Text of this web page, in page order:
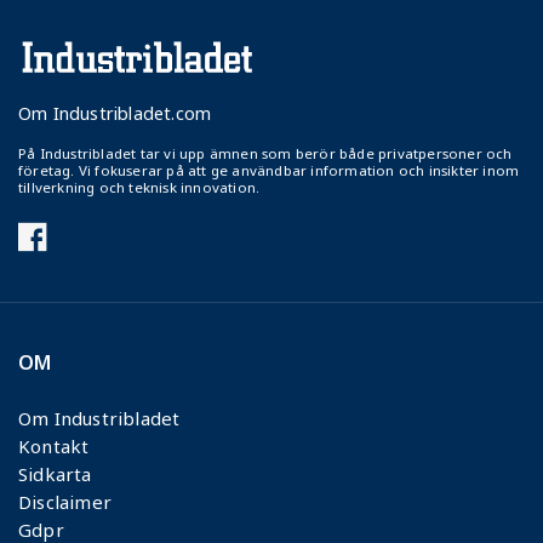
Om Industribladet.com
På Industribladet tar vi upp ämnen som berör både privatpersoner och
företag. Vi fokuserar på att ge användbar information och insikter inom
tillverkning och teknisk innovation.
OM
Om Industribladet
Kontakt
Sidkarta
Disclaimer
Gdpr